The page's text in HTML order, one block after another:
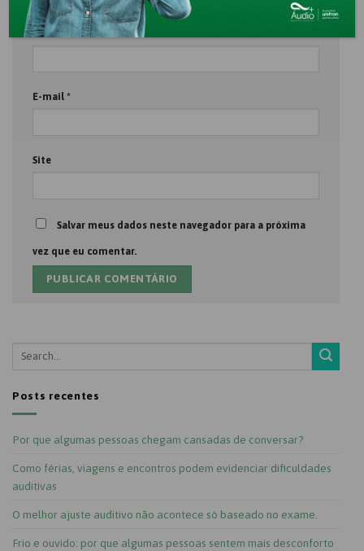
Nome
E-mail *
Site
Salvar meus dados neste navegador para a próxima
vez que eu comentar.
Posts recentes
Por que algumas pessoas chegam cansadas de conversar?
Como férias, viagens e encontros podem evidenciar dificuldades
auditivas
O melhor ajuste auditivo não acontece só baseado no exame.
Frio e ouvido: por que algumas pessoas sentem mais desconforto